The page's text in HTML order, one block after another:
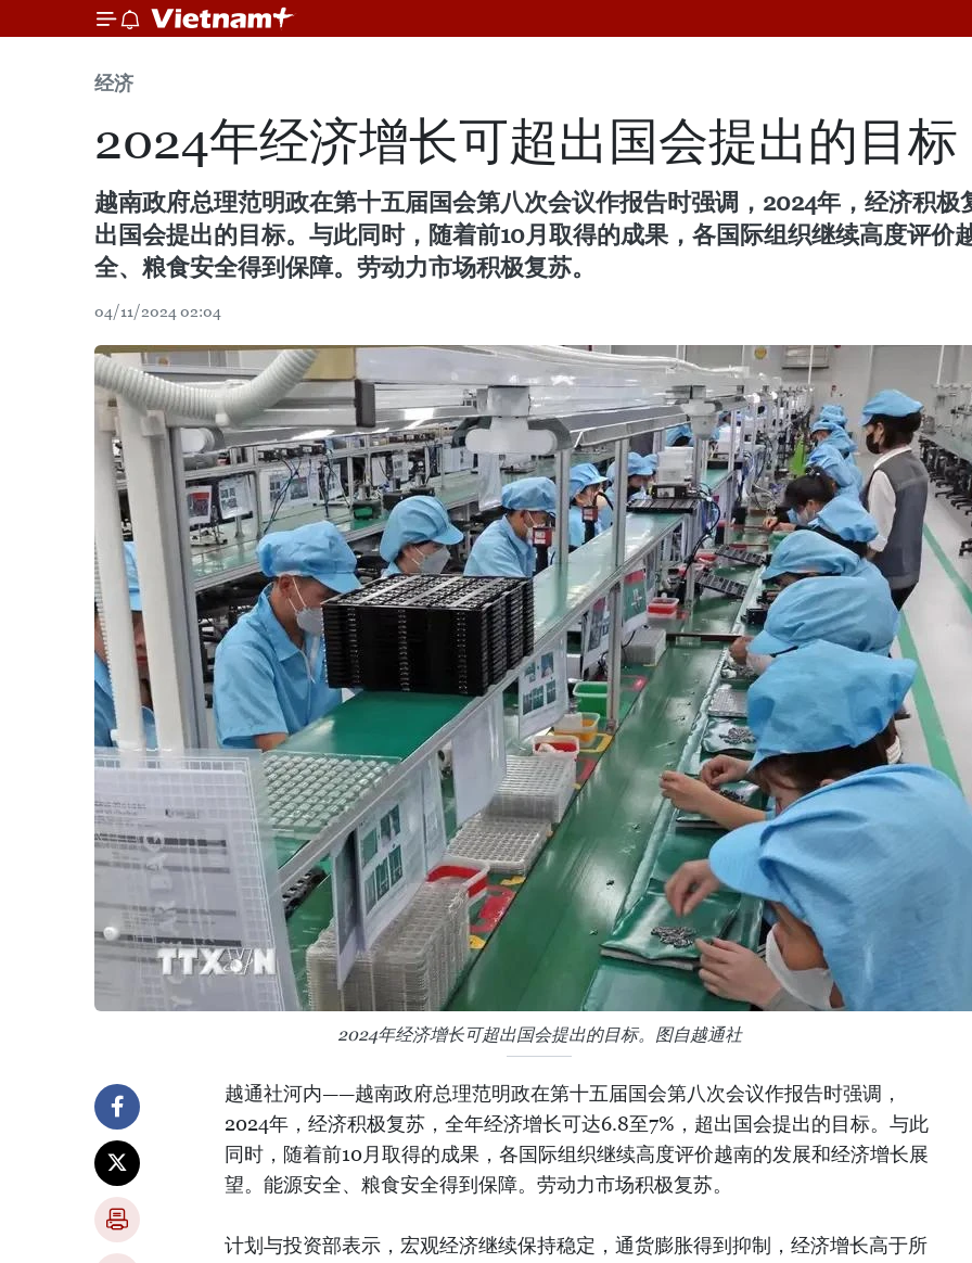
经济
2024年经济增长可超出国会提出的目标
越南政府总理范明政在第十五届国会第八次会议作报告时强调，2024年，经济积
出国会提出的目标。与此同时，随着前10月取得的成果，各国际组织继续高度评价
全、粮食安全得到保障。劳动力市场积极复苏。
04/11/2024 02:04
2024年经济增长可超出国会提出的目标。图自越通社
越通社河内——越南政府总理范明政在第十五届国会第八次会议作报告时强调，
2024年，经济积极复苏，全年经济增长可达6.8至7%，超出国会提出的目标。与此
同时，随着前10月取得的成果，各国际组织继续高度评价越南的发展和经济增长展
望。能源安全、粮食安全得到保障。劳动力市场积极复苏。
计划与投资部表示，宏观经济继续保持稳定，通货膨胀得到抑制，经济增长高于所